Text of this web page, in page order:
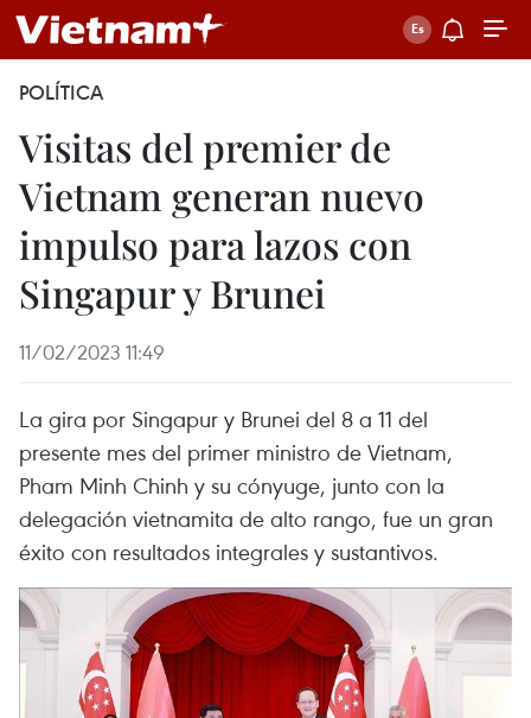
POLÍTICA
Visitas del premier de
Vietnam generan nuevo
impulso para lazos con
Singapur y Brunei
11/02/2023 11:49
La gira por Singapur y Brunei del 8 a 11 del
presente mes del primer ministro de Vietnam,
Pham Minh Chinh y su cónyuge, junto con la
delegación vietnamita de alto rango, fue un gran
éxito con resultados integrales y sustantivos.